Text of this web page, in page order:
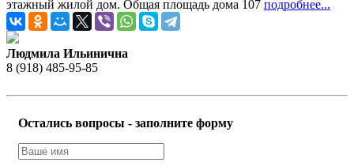
этажный жилой дом. Общая площадь дома 107 подробнее...
Людмила Ильинична
8 (918) 485-95-85
Остались вопросы - заполните форму